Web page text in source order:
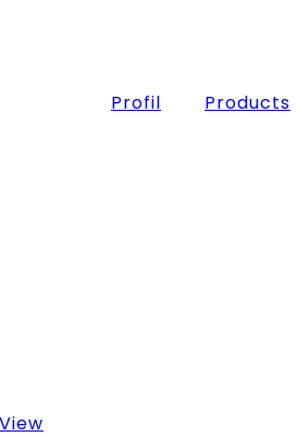
Profil Products